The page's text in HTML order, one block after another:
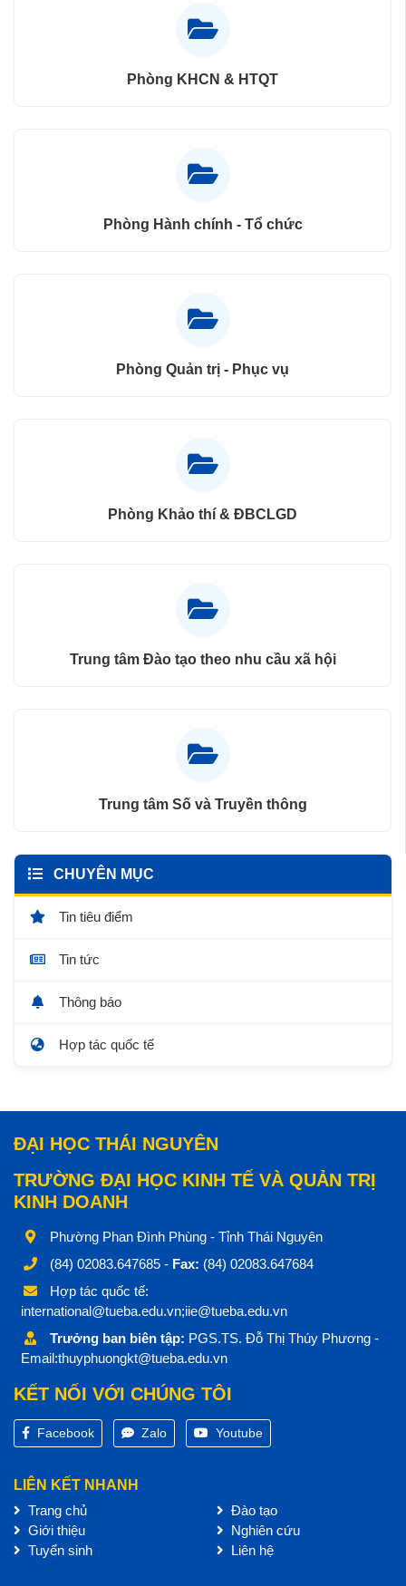
Phòng KHCN & HTQT
Phòng Hành chính - Tổ chức
Phòng Quản trị - Phục vụ
Phòng Khảo thí & ĐBCLGD
Trung tâm Đào tạo theo nhu cầu xã hội
Trung tâm Số và Truyền thông
CHUYÊN MỤC
Tin tiêu điểm
Tin tức
Thông báo
Hợp tác quốc tế
ĐẠI HỌC THÁI NGUYÊN
TRƯỜNG ĐẠI HỌC KINH TẾ VÀ QUẢN TRỊ
KINH DOANH
Phường Phan Đình Phùng - Tỉnh Thái Nguyên
(84) 02083.647685 - Fax: (84) 02083.647684
Hợp tác quốc tế:
international@tueba.edu.vn;iie@tueba.edu.vn
Trưởng ban biên tập: PGS.TS. Đỗ Thị Thúy Phương -
Email:thuyphuongkt@tueba.edu.vn
KẾT NỐI VỚI CHÚNG TÔI
Facebook Zalo Youtube
LIÊN KẾT NHANH
Trang chủ
Giới thiệu
Tuyển sinh
Đào tạo
Nghiên cứu
Liên hệ